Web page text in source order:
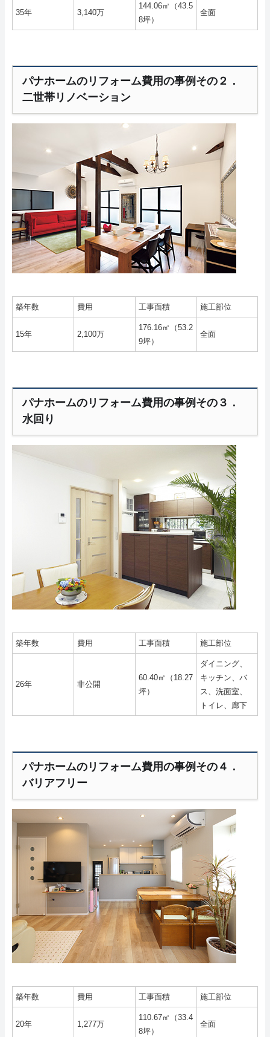
35年 3,140万
144.06㎡（43.5
8坪）
全面
パナホームのリフォーム費用の事例その２．
二世帯リノベーション
築年数 費用 工事面積 施工部位
15年 2,100万
176.16㎡（53.2
9坪）
全面
パナホームのリフォーム費用の事例その３．
水回り
築年数 費用 工事面積 施工部位
26年 非公開
60.40㎡（18.27
坪）
ダイニング、
キッチン、バ
ス、洗面室、
トイレ、廊下
パナホームのリフォーム費用の事例その４．
バリアフリー
築年数 費用 工事面積 施工部位
20年 1,277万
110.67㎡（33.4
8坪）
全面